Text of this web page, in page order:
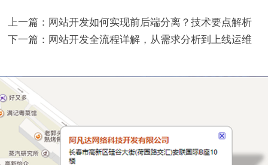
上一篇： 网站开发如何实现前后端分离？技术要点解析
下一篇： 网站开发全流程详解，从需求分析到上线运维